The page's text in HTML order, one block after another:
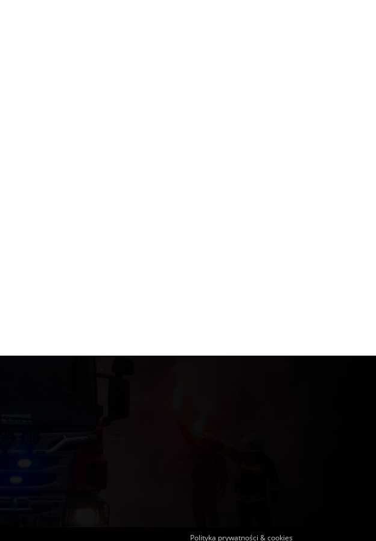
Polityka prywatności & cookies